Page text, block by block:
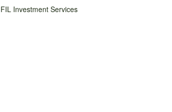
FIL Investment Services